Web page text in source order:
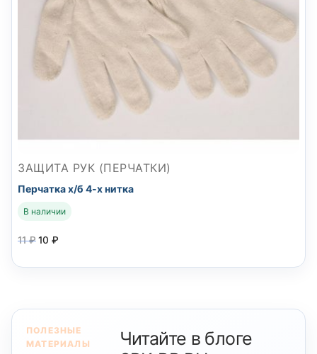
ЗАЩИТА РУК (ПЕРЧАТКИ)
Перчатка х/б 4-х нитка
В наличии
11₽10 ₽
ПОЛЕЗНЫЕ
МАТЕРИАЛЫ
Читайте в блоге